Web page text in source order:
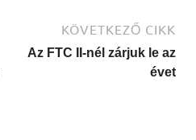
KÖVETKEZŐ CIKK
Az FTC II-nél zárjuk le az
évet